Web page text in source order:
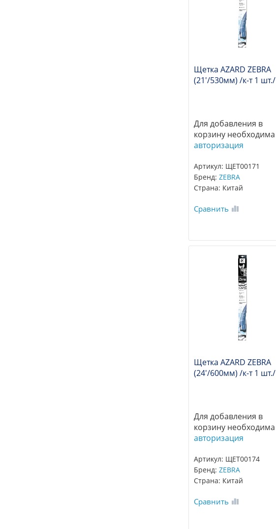
Щетка AZARD ZEBRA
(21'/530мм) /к-т 1 шт./
Для добавления в
корзину необходима
авторизация
Артикул: ЩЕТ00171
Бренд:ZEBRA
Страна: Китай
Сравнить
Щетка AZARD ZEBRA
(24'/600мм) /к-т 1 шт./
Для добавления в
корзину необходима
авторизация
Артикул: ЩЕТ00174
Бренд:ZEBRA
Страна: Китай
Сравнить